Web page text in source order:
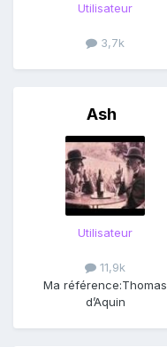
Utilisateur
3,7k
Ash
Utilisateur
11,9k
Ma référence:Thomas
d’Aquin